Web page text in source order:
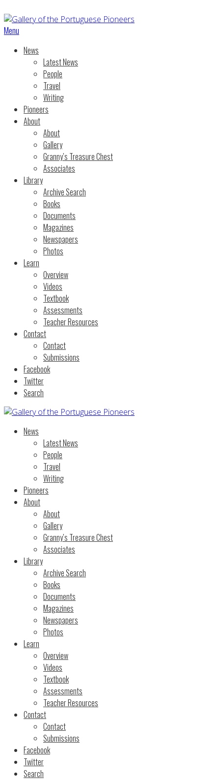
Menu
News
Latest News
People
Travel
Writing
Pioneers
About
About
Gallery
Granny’s Treasure Chest
Associates
Library
Archive Search
Books
Documents
Magazines
Newspapers
Photos
Learn
Overview
Videos
Textbook
Assessments
Teacher Resources
Contact
Contact
Submissions
Facebook
Twitter
Search
News
Latest News
People
Travel
Writing
Pioneers
About
About
Gallery
Granny’s Treasure Chest
Associates
Library
Archive Search
Books
Documents
Magazines
Newspapers
Photos
Learn
Overview
Videos
Textbook
Assessments
Teacher Resources
Contact
Contact
Submissions
Facebook
Twitter
Search